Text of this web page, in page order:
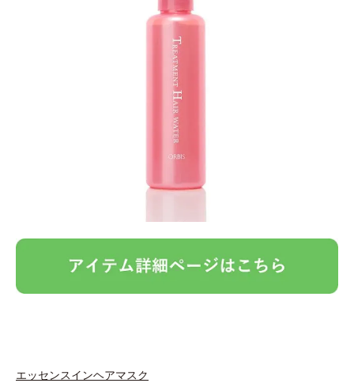
エッセンスインヘアマスク